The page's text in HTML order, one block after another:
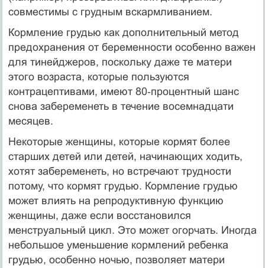
совместимы с грудным вскармливанием.
Кормление грудью как дополнительный метод
предохранения от беременности особенно важен
для тинейджеров, поскольку даже те матери
этого возраста, которые пользуются
контрацептивами, имеют 80‑процентный шанс
снова забеременеть в течение восемнадцати
месяцев.
Некоторые женщины, которые кормят более
старших детей или детей, начинающих ходить,
хотят забеременеть, но встречают трудности
потому, что кормят грудью. Кормление грудью
может влиять на репродуктивную функцию
женщины, даже если восстановился
менструальный цикл. Это может огорчать. Иногда
небольшое уменьшение кормлений ребенка
грудью, особенно ночью, позволяет матери